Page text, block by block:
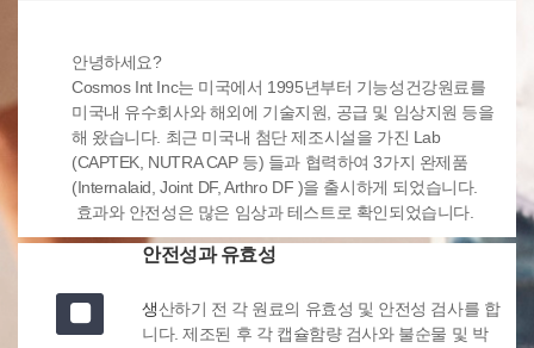
안녕하세요?
Cosmos Int Inc는 미국에서 1995년부터 기능성건강원료를
미국내 유수회사와 해외에 기술지원, 공급 및 임상지원 등을
해 왔습니다. 최근 미국내 첨단 제조시설을 가진 Lab
(CAPTEK, NUTRA CAP 등) 들과 협력하여 3가지 완제품
(Internalaid, Joint DF, Arthro DF )을 출시하게 되었습니다.
효과와 안전성은 많은 임상과 테스트로 확인되었습니다.
안전성과 유효성
생산하기 전 각 원료의 유효성 및 안전성 검사를 합
니다. 제조된 후 각 캡슐함량 검사와 불순물 및 박